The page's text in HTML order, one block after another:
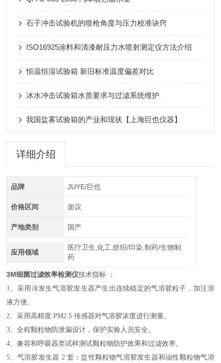
石子冲击试验机的喷枪角度与压力校准诀窍
ISO16925涂料和清漆耐压力水喷射测定仪方法介绍
恒温恒湿试验箱 新旧标准温度偏差对比
冰水冲击试验箱水质要求与过滤系统维护
我国盐雾试验箱的产业和现状【上海巨也仪器】
详细介绍
品牌 JUYE/巨也
价格区间 面议
产地类别 国产
应用领域
医疗卫生,化工,纺织/印染,制药/生物制
药
3M细菌过滤效率检测仪技术指标 ：
1、采用冷发生气溶胶发生器产生出连续稳定的气溶胶粒子，加注溶
液方便。
2、采用高精度 PM2.5 传感器对气溶胶浓度进行测量。
3、全程颗粒物防泄漏设计，保护实验人员安全。
4、兼容和呼吸器类试样测试颗粒物防护效果和过滤效率。
5、气溶胶发生器 2 套：盐性颗粒物气溶胶发生器和油性颗粒物气溶